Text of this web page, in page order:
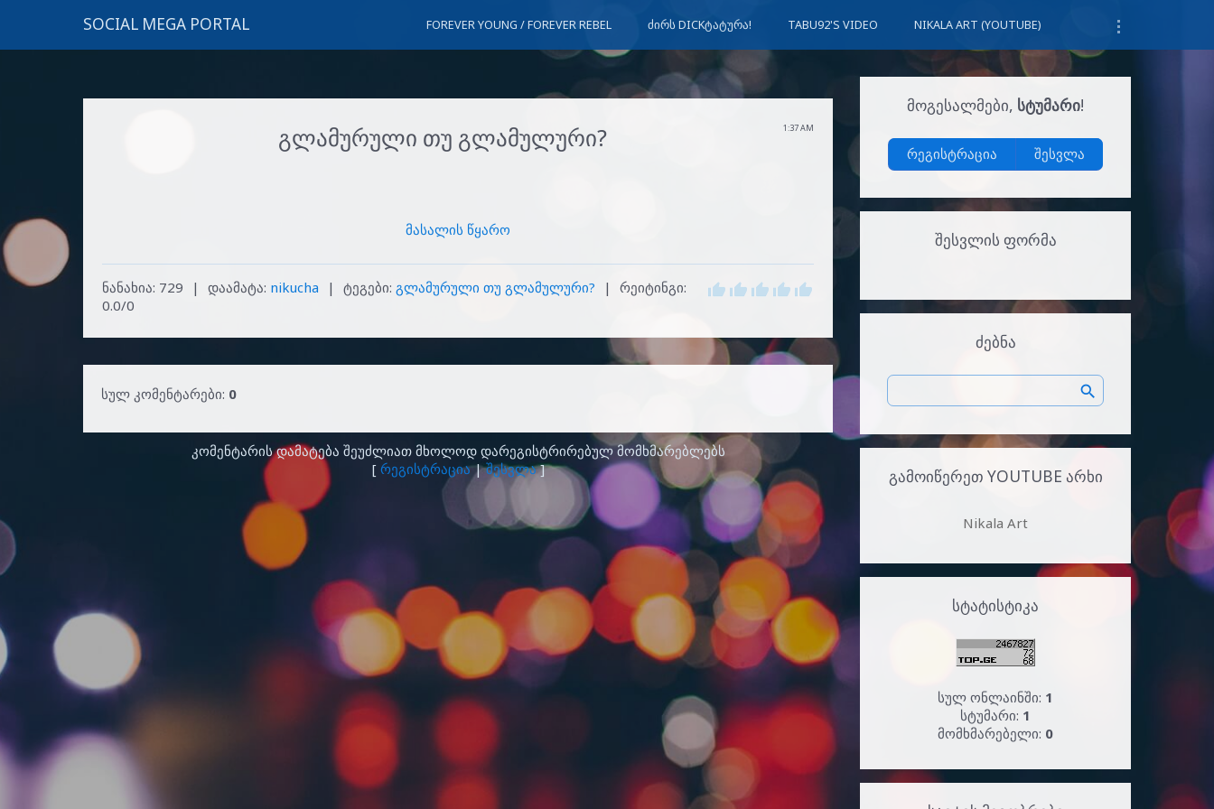
SOCIAL MEGA PORTAL FOREVER YOUNG / FOREVER REBEL ᲫᲘᲠᲡ DICKᲢᲐᲢᲣᲠᲐ! TABU92'S VIDEO NIKALA ART (YOUTUBE)
1:37 AM
გლამურული თუ გლამულური?
მასალის წყარო
ნანახია: 729 | დაამატა: nikucha | ტეგები: გლამურული თუ გლამულური? | რეიტინგი:
0.0/0
სულ კომენტარები: 0
კომენტარის დამატება შეუძლიათ მხოლოდ დარეგისტრირებულ მომხმარებლებს
[ რეგისტრაცია|შესვლა]
ᲛᲝᲒᲔᲡᲐᲚᲛᲔᲑᲘ, ᲡᲢᲣᲛᲐᲠᲘ!
რეგისტრაცია შესვლა
ᲨᲔᲡᲕᲚᲘᲡ ᲤᲝᲠᲛᲐ
ᲫᲔᲑᲜᲐ
ᲒᲐᲛᲝᲘᲬᲔᲠᲔᲗ YOUTUBE ᲐᲠᲮᲘ
Nikala Art
ᲡᲢᲐᲢᲘᲡᲢᲘᲙᲐ
სულ ონლაინში: 1
სტუმარი: 1
მომხმარებელი: 0